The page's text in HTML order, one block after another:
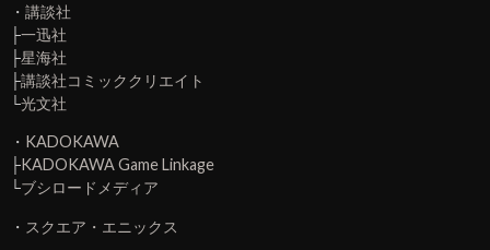
・ 講談社
├一迅社
├星海社
├講談社コミッククリエイト
└光文社
・ KADOKAWA
├KADOKAWA Game Linkage
└ブシロードメディア
・ スクエア・エニックス